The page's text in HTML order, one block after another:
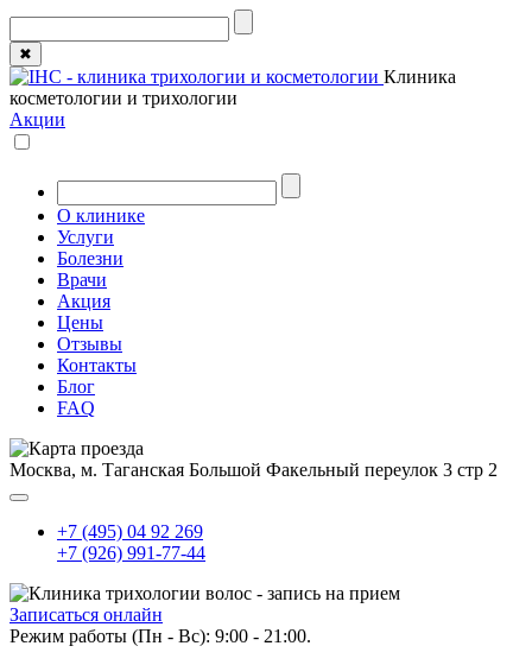
✖
Клиника
косметологии и трихологии
Акции
О клинике
Услуги
Болезни
Врачи
Акция
Цены
Отзывы
Контакты
Блог
FAQ
Москва, м. Таганская Большой Факельный переулок 3 стр 2
+7 (495) 04 92 269
+7 (926) 991-77-44
Записаться онлайн
Режим работы (Пн - Вс): 9:00 - 21:00.